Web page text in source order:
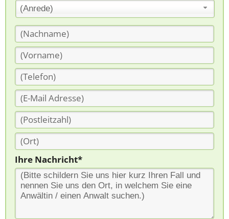
(Anrede)
Ihre Nachricht*